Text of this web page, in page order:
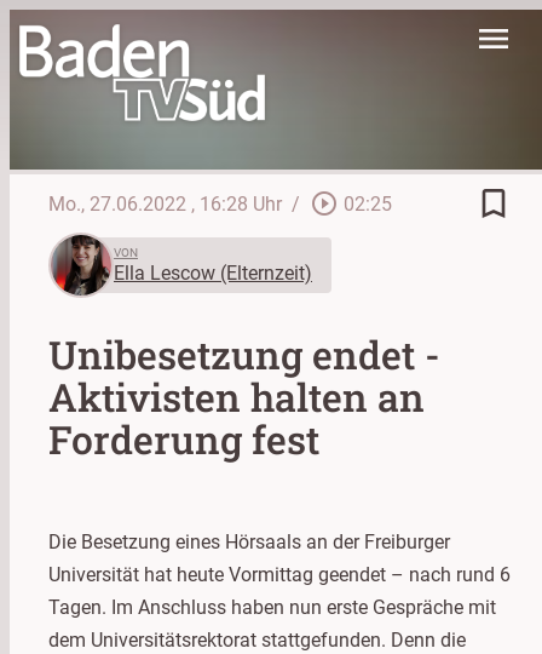
menu
Mo., 27.06.2022 , 16:28 Uhr / play_circle_outline 02:25 bookmark_border
VON
Ella Lescow (Elternzeit)
Unibesetzung endet -
Aktivisten halten an
Forderung fest
Die Besetzung eines Hörsaals an der Freiburger
Universität hat heute Vormittag geendet – nach rund 6
Tagen. Im Anschluss haben nun erste Gespräche mit
dem Universitätsrektorat stattgefunden. Denn die